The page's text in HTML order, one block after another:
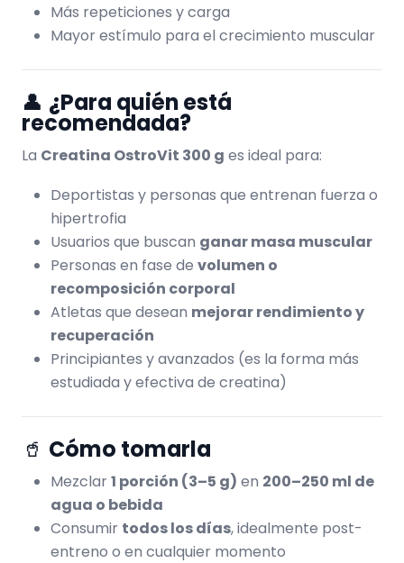
Más repeticiones y carga
Mayor estímulo para el crecimiento muscular
👤 ¿Para quién está
recomendada?
La Creatina OstroVit 300 g es ideal para:
Deportistas y personas que entrenan fuerza o
hipertrofia
Usuarios que buscan ganar masa muscular
Personas en fase de volumen o
recomposición corporal
Atletas que desean mejorar rendimiento y
recuperación
Principiantes y avanzados (es la forma más
estudiada y efectiva de creatina)
🥤 Cómo tomarla
Mezclar1 porción (3–5 g) en 200–250 ml de
agua o bebida
Consumir todos los días, idealmente post-
entreno o en cualquier momento